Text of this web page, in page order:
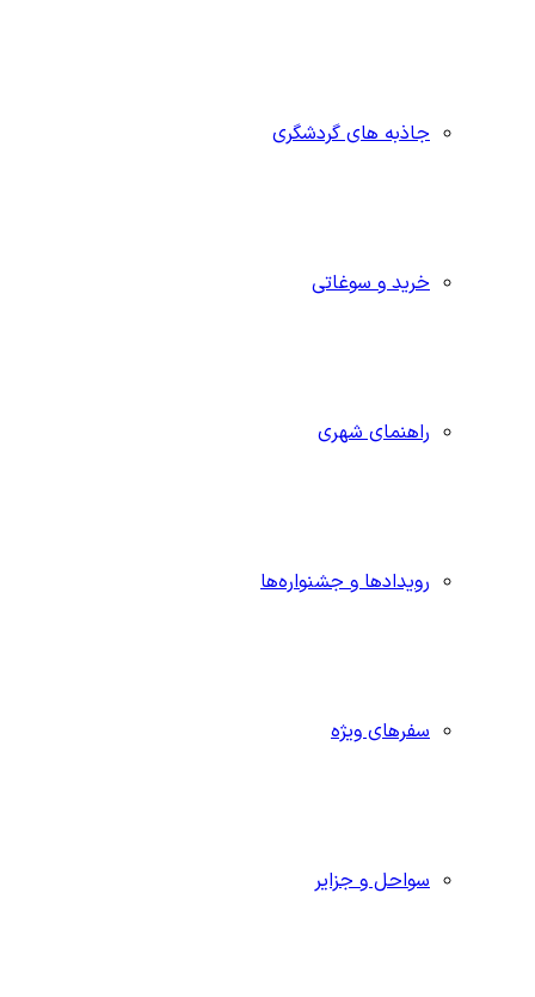
جاذبه‌ های گردشگری
خرید و سوغاتی
راهنمای شهری
رویدادها و جشنواره‌ها
سفرهای ویژه
سواحل و جزایر